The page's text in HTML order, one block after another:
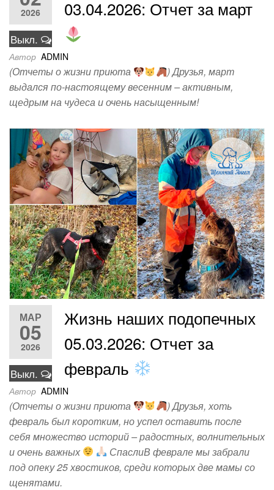
2026
Выкл.
03.04.2026: Отчет за март
Автор ADMIN
(Отчеты о жизни приюта
) Друзья, март
выдался по-настоящему весенним – активным,
щедрым на чудеса и очень насыщенным!
МАР
05
2026
Выкл.
Жизнь наших подопечных
05.03.2026: Отчет за
февраль
Автор ADMIN
(Отчеты о жизни приюта
) Друзья, хоть
февраль был коротким, но успел оставить после
себя множество историй – радостных, волнительных
и очень важных
СпаслиВ феврале мы забрали
под опеку 25 хвостиков, среди которых две мамы со
щенятами.